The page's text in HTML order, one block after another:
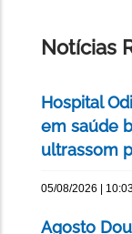
Notícias
Hospital
em saúde
ultrassom
05/08/2026 |
Agosto